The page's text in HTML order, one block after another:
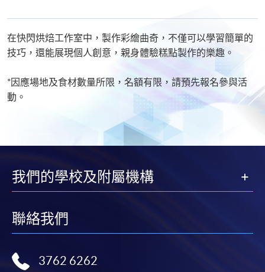
在快閃烘焙工作室中，製作彩繪曲奇，不僅可以學習簡單的
技巧，還能展現個人創意，親身體驗糕點製作的樂趣。
*因應場地及食材數量所限，名額有限，請預先報名參與活
動。
我們的學校及附屬機構
聯絡我們
3762 6262